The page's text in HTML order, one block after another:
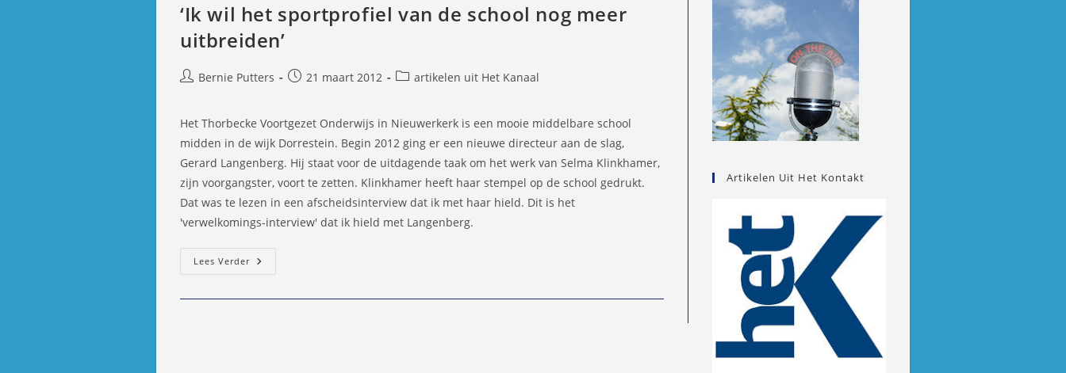
‘Ik wil het sportprofiel van de school nog meer
uitbreiden’
BerichtBernie Putters
Bericht21 maart 2012 Berichtcategorie:
artikelen uit Het Kanaal
Het Thorbecke Voortgezet Onderwijs in Nieuwerkerk is een mooie middelbare school
midden in de wijk Dorrestein. Begin 2012 ging er een nieuwe directeur aan de slag,
Gerard Langenberg. Hij staat voor de uitdagende taak om het werk van Selma Klinkhamer,
zijn voorgangster, voort te zetten. Klinkhamer heeft haar stempel op de school gedrukt.
Dat was te lezen in een afscheidsinterview dat ik met haar hield. Dit is het
'verwelkomings-interview' dat ik hield met Langenberg.
Lees Verder‘Ik
Artikelen Uit Het Kontakt